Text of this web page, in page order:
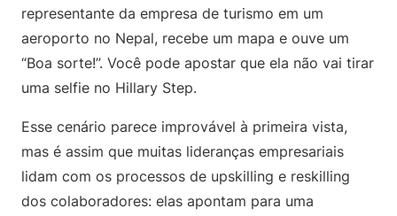
representante da empresa de turismo em um
aeroporto no Nepal, recebe um mapa e ouve um
“Boa sorte!”. Você pode apostar que ela não vai tirar
uma selfie no Hillary Step.
Esse cenário parece improvável à primeira vista,
mas é assim que muitas lideranças empresariais
lidam com os processos de upskilling e reskilling
dos colaboradores: elas apontam para uma